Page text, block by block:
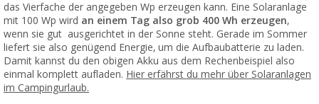
das Vierfache der angegeben Wp erzeugen kann. Eine Solaranlage
mit 100 Wp wird an einem Tag also grob 400 Wh erzeugen,
wenn sie gut ausgerichtet in der Sonne steht. Gerade im Sommer
liefert sie also genügend Energie, um die Aufbaubatterie zu laden.
Damit kannst du den obigen Akku aus dem Rechenbeispiel also
einmal komplett aufladen. Hier erfährst du mehr über Solaranlagen
im Campingurlaub.